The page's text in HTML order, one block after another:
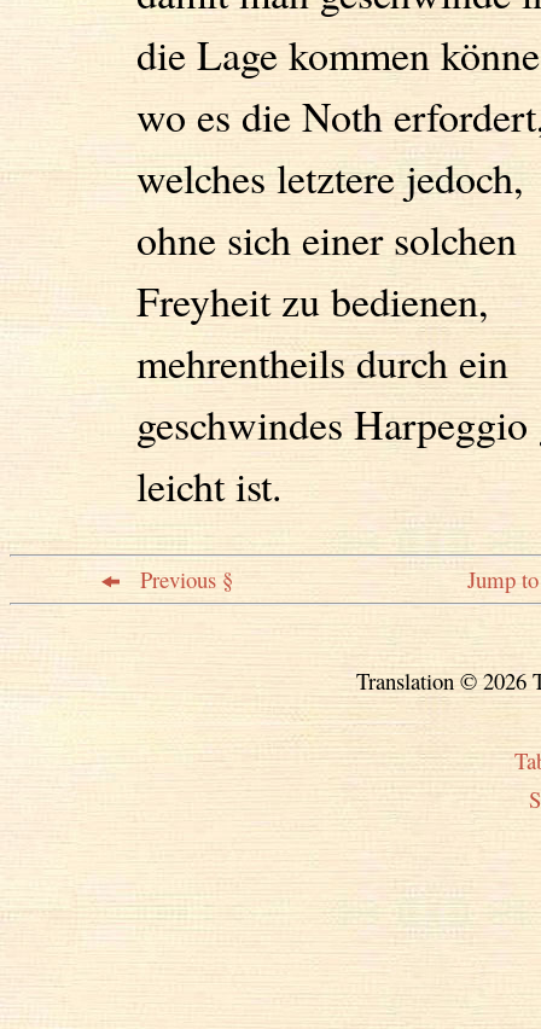
die Lage kommen
wo es die Noth
welches letztere jedoch,
ohne sich einer solchen
Freyheit zu bedienen,
mehrentheils durch ein
geschwindes Harpeggio
leicht ist.
Previous § Jump
Translation © 2026